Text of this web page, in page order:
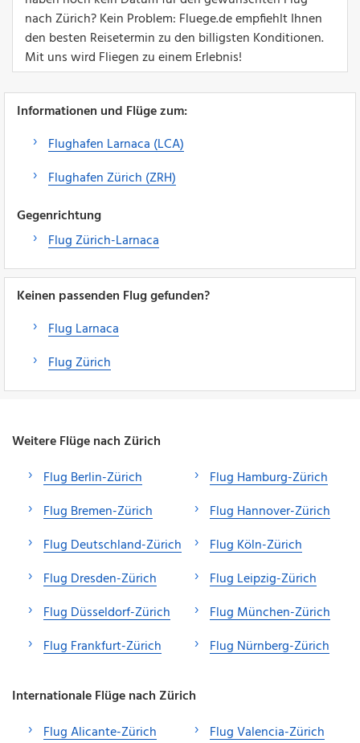
nach Zürich? Kein Problem: Fluege.de empfiehlt Ihnen
den besten Reisetermin zu den billigsten Konditionen.
Mit uns wird Fliegen zu einem Erlebnis!
Informationen und Flüge zum:
Flughafen Larnaca (LCA)
Flughafen Zürich (ZRH)
Gegenrichtung
Flug Zürich-Larnaca
Keinen passenden Flug gefunden?
Flug Larnaca
Flug Zürich
Weitere Flüge nach Zürich
Flug Berlin-Zürich
Flug Bremen-Zürich
Flug Deutschland-Zürich
Flug Dresden-Zürich
Flug Düsseldorf-Zürich
Flug Frankfurt-Zürich
Flug Hamburg-Zürich
Flug Hannover-Zürich
Flug Köln-Zürich
Flug Leipzig-Zürich
Flug München-Zürich
Flug Nürnberg-Zürich
Internationale Flüge nach Zürich
Flug Alicante-Zürich
Flug Valencia-Zürich